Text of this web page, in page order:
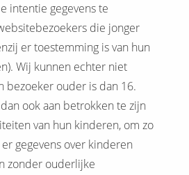
intentie gegevens te
die jonger
er toestemming is van hun
Wij kunnen echter niet
bezoeker ouder is dan 16.
ook aan betrokken te zijn
van hun kinderen, om zo
gegevens over kinderen
zonder ouderlijke